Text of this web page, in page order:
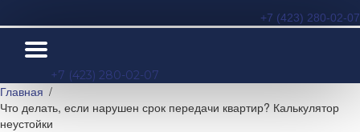
+7 (423) 280-02-07
+7 (423) 280-02-07
Главная
Что делать, если нарушен срок передачи квартир? Калькулятор
неустойки